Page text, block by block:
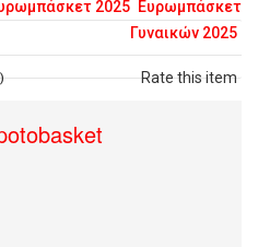
2025 Ευρωμπάσκετ
Γυναικών 2025
Rate this item